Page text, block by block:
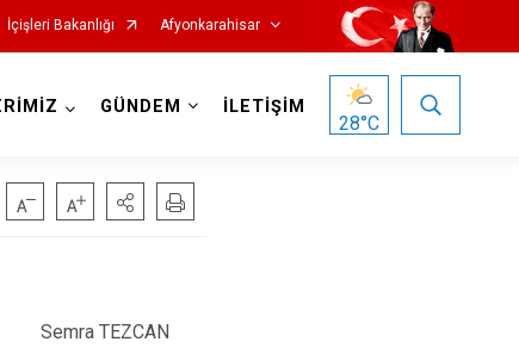
İçişleri Bakanlığı Afyonkarahisar
Hocalar
GÜNDEM İLETİŞİM
28°C
Semra TEZCAN